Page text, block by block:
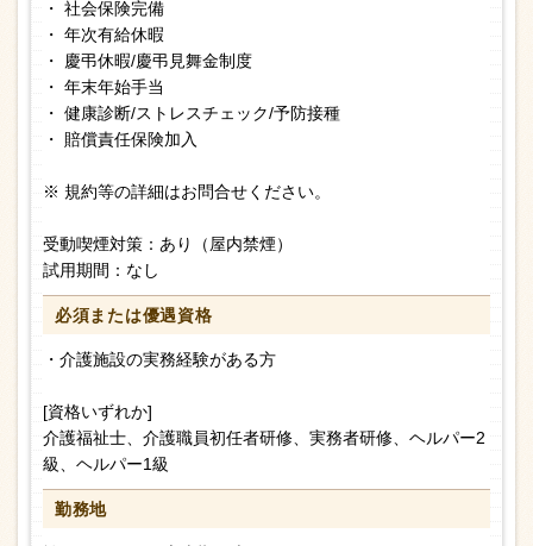
・ 社会保険完備
・ 年次有給休暇
・ 慶弔休暇/慶弔見舞金制度
・ 年末年始手当
・ 健康診断/ストレスチェック/予防接種
・ 賠償責任保険加入
※ 規約等の詳細はお問合せください。
受動喫煙対策：あり（屋内禁煙）
試用期間：なし
必須または優遇資格
・介護施設の実務経験がある方
[資格いずれか]
介護福祉士、介護職員初任者研修、実務者研修、ヘルパー2
級、ヘルパー1級
勤務地